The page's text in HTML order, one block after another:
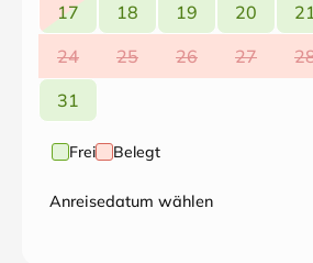
17
18 19 20
24
25 26 27
31
Frei Belegt
Anreisedatum wählen